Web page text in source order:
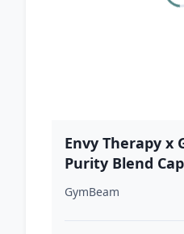
Envy Therapy x
Purity Blend
GymBeam